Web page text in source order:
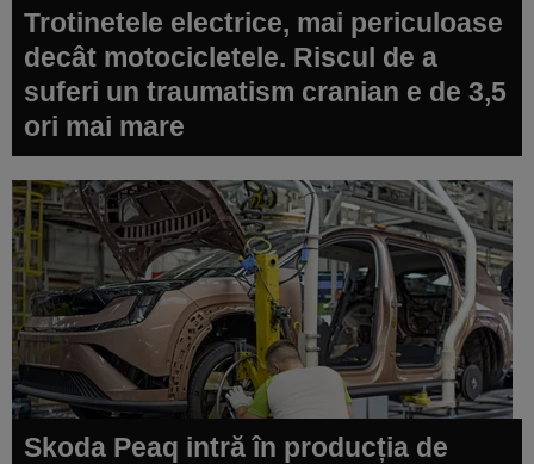
Trotinetele electrice, mai periculoase
decât motocicletele. Riscul de a
suferi un traumatism cranian e de 3,5
ori mai mare
Skoda Peaq intră în producția de